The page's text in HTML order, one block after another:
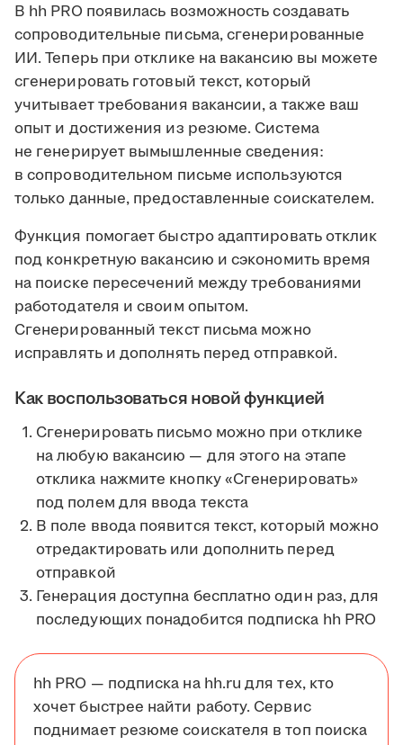
В hh PRO появилась возможность создавать
сопроводительные письма, сгенерированные
ИИ. Теперь при отклике на вакансию вы можете
сгенерировать готовый текст, который
учитывает требования вакансии, а также ваш
опыт и достижения из резюме. Система
не генерирует вымышленные сведения:
в сопроводительном письме используются
только данные, предоставленные соискателем.
Функция помогает быстро адаптировать отклик
под конкретную вакансию и сэкономить время
на поиске пересечений между требованиями
работодателя и своим опытом.
Сгенерированный текст письма можно
исправлять и дополнять перед отправкой.
Как воспользоваться новой функцией
Сгенерировать письмо можно при отклике
на любую вакансию — для этого на этапе
отклика нажмите кнопку «Сгенерировать»
под полем для ввода текста
В поле ввода появится текст, который можно
отредактировать или дополнить перед
отправкой
Генерация доступна бесплатно один раз, для
последующих понадобится подписка hh PRO
hh PRO — подписка на hh.ru для тех, кто
хочет быстрее найти работу. Сервис
поднимает резюме соискателя в топ поиска